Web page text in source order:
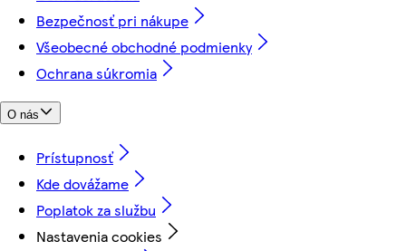
Bezpečnosť pri nákupe
Všeobecné obchodné podmienky
Ochrana súkromia
O nás
Prístupnosť
Kde dovážame
Poplatok za službu
Nastavenia cookies